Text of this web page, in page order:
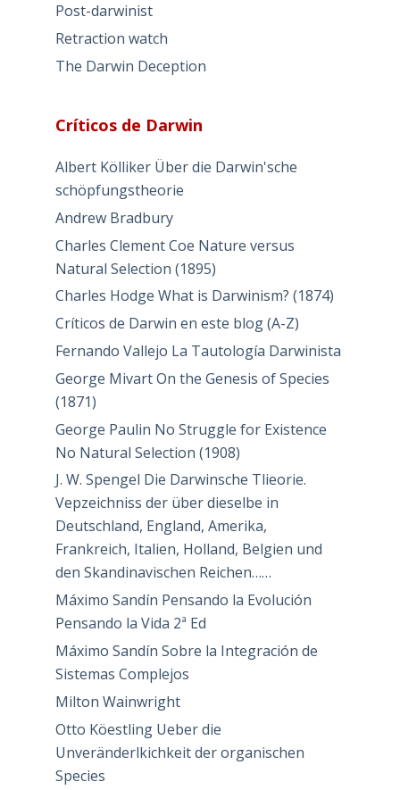
Post-darwinist
Retraction watch
The Darwin Deception
Críticos de Darwin
Albert Kölliker Über die Darwin'sche
schöpfungstheorie
Andrew Bradbury
Charles Clement Coe Nature versus
Natural Selection (1895)
Charles Hodge What is Darwinism? (1874)
Críticos de Darwin en este blog (A-Z)
Fernando Vallejo La Tautología Darwinista
George Mivart On the Genesis of Species
(1871)
George Paulin No Struggle for Existence
No Natural Selection (1908)
J. W. Spengel Die Darwinsche Tlieorie.
Vepzeichniss der über dieselbe in
Deutschland, England, Amerika,
Frankreich, Italien, Holland, Belgien und
den Skandinavischen Reichen……
Máximo Sandín Pensando la Evolución
Pensando la Vida 2ª Ed
Máximo Sandín Sobre la Integración de
Sistemas Complejos
Milton Wainwright
Otto Köestling Ueber die
Unveränderlkichkeit der organischen
Species